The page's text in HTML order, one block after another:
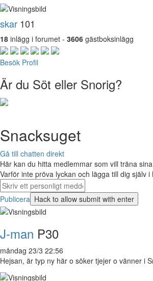
skar 101
18 inlägg i forumet - 3606 gästboksinlägg
Besök Profil
Är du Söt eller Snorig?
Snacksuget
Gå till chatten direkt
Här kan du hitta medlemmar som vill träna
Varför inte pröva lyckan och lägga till dig själv i
Publicera
J-man P30
måndag 23/3 22:56
Hejsan, är typ ny här o söker tjejer o vänner i